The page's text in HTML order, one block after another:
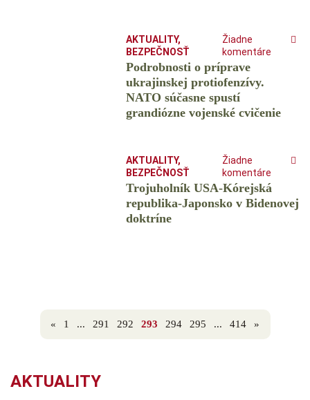
AKTUALITY,
BEZPEČNOSŤ
Žiadne
komentáre
Podrobnosti o príprave
ukrajinskej protiofenzívy.
NATO súčasne spustí
grandiózne vojenské cvičenie
AKTUALITY,
BEZPEČNOSŤ
Žiadne
komentáre
Trojuholník USA-Kórejská
republika-Japonsko v Bidenovej
doktríne
« 1 ... 291 292 293 294 295 ... 414 »
AKTUALITY